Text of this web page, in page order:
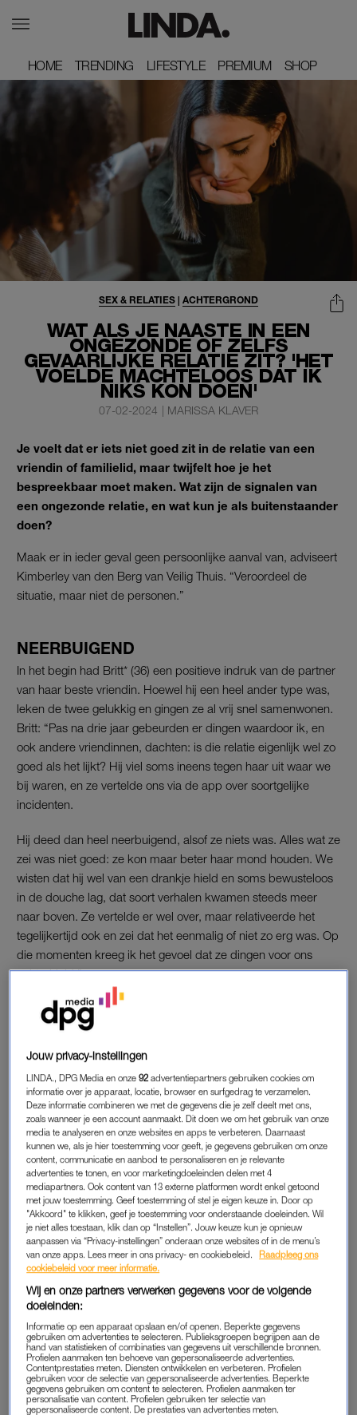
HOME
HOME TRENDING
TRENDING LIFESTYLE
LIFESTYLE PREMIUM
PREMIUM SHOP
SHOP
WAT ALS JE NAASTE IN EEN
ONGEZONDE OF ZELFS
GEVAARLIJKE RELATIE ZIT? 'HET
VOELDE MACHTELOOS DAT IK
NIKS KON DOEN'
SEX & RELATIES | ACHTERGROND
07-02-2024 | MARISSA KLAVER
Je voelt dat er iets niet goed zit in de relatie van een
vriendin of familielid, maar twijfelt hoe je het
bespreekbaar moet maken. Wat zijn de signalen van
een ongezonde relatie, en wat kun je als buitenstaander
doen?
Maak er in ieder geval geen persoonlijke aanval van, adviseert
Kimberley van den Berg van Veilig Thuis. “Veroordeel de
situatie, maar niet de personen.”
NEERBUIGEND
In het begin had Britt* (36) een positieve indruk van de partner
van haar beste vriendin. Hoewel hij een heel ander type was,
leken de twee gelukkig en gingen ze al vrij snel samenwonen.
Britt: “Pas na drie jaar gebeurden er dingen waardoor ik, en
ook andere vriendinnen, dachten: is die relatie eigenlijk wel zo
goed als het lijkt? Hij viel soms ineens tegen haar uit waar we
bij waren, en ze vertelde ons via de app over soortgelijke
incidenten.
Hij deed dan heel neerbuigend, alsof ze niets was. Alles wat ze
zei was niet goed: ze kon maar beter haar mond houden. We
wisten dat hij wel van een drankje hield en soms bewusteloos
in de douche lag, dat soort verhalen kwamen steeds meer
naar boven. Ze vertelde er wel over, maar relativeerde het
tegelijkertijd ook en zei dat het eenmalig of niet zo erg was. Op
die momenten kreeg ik het gevoel dat ze dingen voor ons
achterhield.”
HUISELIJK GEWELD
In 2020 gaven 1,2 miljoen Nederlanders bij het CBS aan de
afgelopen twaalf maanden slachtoffer te zijn geweest van
huiselijk geweld . Dat komt neer op acht procent van de
zestienplussers. Was verbale agressie meegerekend, dan zou
het zelfs gaan om 33 procent. Het gaat hier niet alleen om
(ex-)partnergeweld, maar ook om kindermishandeling,
eergerelateerd geweld en ouderenmishandeling. Bij 820.000
Nederlanders had dit een structureel karakter: zij maakten het
dagelijks, wekelijks of maandelijks mee.
Verbaal en fysiek partnergeweld speelt zich vaak grotendeels
af achter de voordeur. Het is niet altijd makkelijk om de
signalen te herkennen, weet Van den Berg, teammanager bij
Veilig Thuis. Vanuit verschillende functies werkt zij al twaalf jaar
met slachtoffers en daders van huiselijk geweld. “De signalen
kunnen heel divers zijn. Soms is het heel opvallend of extreem:
je komt binnen en er zit een gat in de muur, of het hele servies
blijkt kapot.”
Vaker ziet Van den Berg dat mensen niet over het geweld
Jouw privacy-instellingen
LINDA., DPG Media en onze92 advertentiepartners gebruiken cookies om
informatie over je apparaat, locatie, browser en surfgedrag te verzamelen.
Deze informatie combineren we met de gegevens die je zelf deelt met ons,
zoals wanneer je een account aanmaakt. Dit doen we om het gebruik van onze
media te analyseren en onze websites en apps te verbeteren. Daarnaast
kunnen we, als je hier toestemming voor geeft, je gegevens gebruiken om onze
content, communicatie en aanbod te personaliseren en je relevante
advertenties te tonen, en voor marketingdoeleinden delen met 4
mediapartners. Ook content van 13 externe platformen wordt enkel getoond
met jouw toestemming. Geef toestemming of stel je eigen keuze in. Door op
"Akkoord" te klikken, geef je toestemming voor onderstaande doeleinden. Wil
je niet alles toestaan, klik dan op “Instellen”. Jouw keuze kun je opnieuw
aanpassen via “Privacy-instellingen” onderaan onze websites of in de menu’s
van onze apps. Lees meer in ons privacy- en cookiebeleid.
Raadpleeg ons
cookiebeleid voor meer informatie.
Wij en onze partners verwerken gegevens voor de volgende
doeleinden:
Informatie op een apparaat opslaan en/of openen. Beperkte gegevens
gebruiken om advertenties te selecteren. Publieksgroepen begrijpen aan de
hand van statistieken of combinaties van gegevens uit verschillende bronnen.
Profielen aanmaken ten behoeve van gepersonaliseerde advertenties.
Contentprestaties meten. Diensten ontwikkelen en verbeteren. Profielen
gebruiken voor de selectie van gepersonaliseerde advertenties. Beperkte
gegevens gebruiken om content te selecteren. Profielen aanmaken ter
personalisatie van content. Profielen gebruiken ter selectie van
gepersonaliseerde content. De prestaties van advertenties meten.